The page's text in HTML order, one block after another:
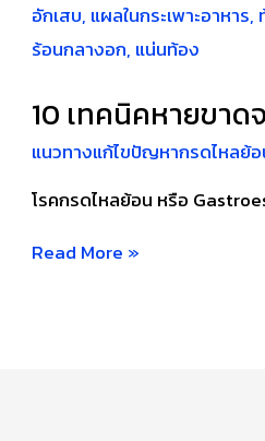
ย้อน
10 เทคนิคหายขาด
แนวทางแก้ไขปัญหากรดไหลย้
โรคกรดไหลย้อน หรือ
10
Read More »